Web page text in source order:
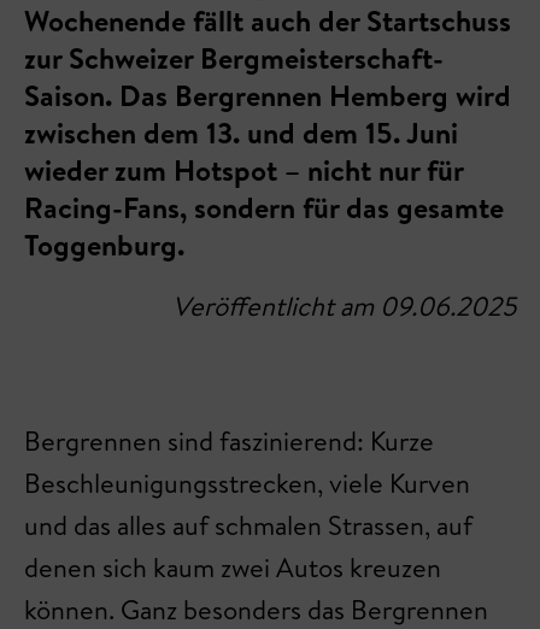
Wochenende fällt auch der Startschuss
zur Schweizer Bergmeisterschaft-
Saison. Das Bergrennen Hemberg wird
zwischen dem 13. und dem 15. Juni
wieder zum Hotspot – nicht nur für
Racing-Fans, sondern für das gesamte
Toggenburg.
Veröffentlicht am 09.06.2025
Bergrennen sind faszinierend: Kurze
Beschleunigungsstrecken, viele Kurven
und das alles auf schmalen Strassen, auf
denen sich kaum zwei Autos kreuzen
können. Ganz besonders das Bergrennen